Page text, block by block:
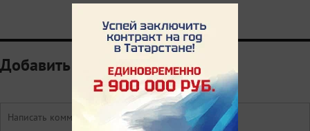
Добавить комментарий